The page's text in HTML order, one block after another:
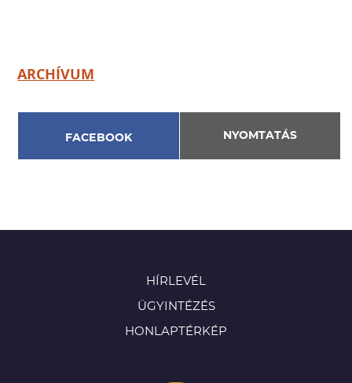
ARCHÍVUM
FACEBOOK NYOMTATÁS
HÍRLEVÉL
ÜGYINTÉZÉS
HONLAPTÉRKÉP